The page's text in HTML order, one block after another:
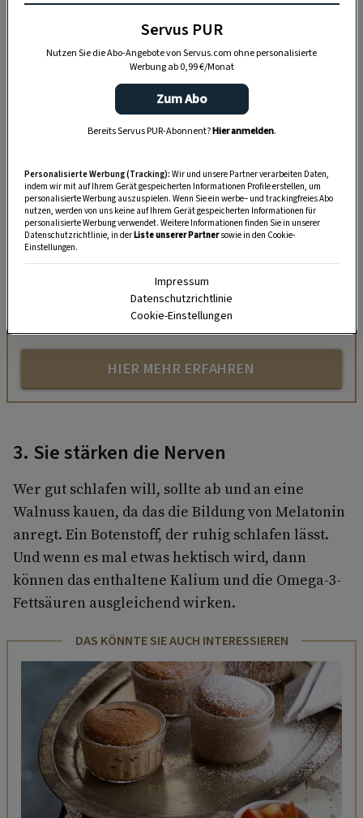
„Servus Garten“ auf WhatsApp
Nutzen Sie WhatsApp auf Ihrem Handy und lieben es, auf
dem Balkon, der Terrasse oder im Garten zu werkeln? In
unserem kostenlosen WhatsApp-Kanal finden Sie täglich
Tipps und Tricks für Garten, Terrasse, Balkon- und
HIER MEHR ERFAHREN
3. Sie stärken die Nerven
Wer gut schlafen will, sollte ab und an eine
Walnuss kauen, da das die Bildung von Melatonin
anregt. Ein Botenstoff, der ruhig schlafen lässt.
Und wenn es mal etwas hektisch wird, dann
können das enthaltene Kalium und die Omega-3-
Fettsäuren ausgleichend wirken.
DAS KÖNNTE SIE AUCH INTERESSIEREN
Servus PUR
Nutzen Sie die Abo-Angebote von Servus.com ohne personalisierte
Werbung ab 0,99 €/Monat
Zum Abo
Bereits Servus PUR-Abonnent?Hier anmelden.
Personalisierte Werbung (Tracking): Wir und unsere Partner verarbeiten Daten,
indem wir mit auf Ihrem Gerät gespeicherten Informationen Profile erstellen, um
personalisierte Werbung auszuspielen. Wenn Sie ein werbe– und trackingfreies Abo
nutzen, werden von uns keine auf Ihrem Gerät gespeicherten Informationen für
personalisierte Werbung verwendet. Weitere Informationen finden Sie in unserer
Datenschutzrichtlinie, in derListe unserer Partnersowie in den Cookie-
Einstellungen.
Impressum
Datenschutzrichtlinie
Cookie-Einstellungen